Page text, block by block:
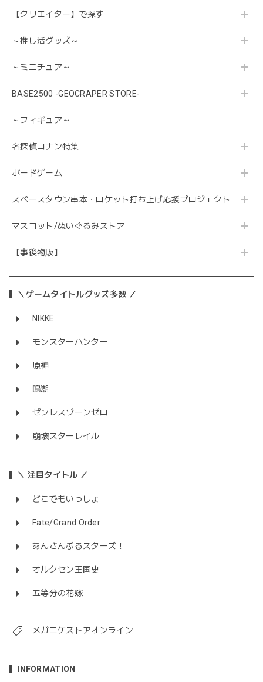
【クリエイター】で探す
～推し活グッズ～
～ミニチュア～
BASE2500 -GEOCRAPER STORE-
～フィギュア～
名探偵コナン特集
ボードゲーム
スペースタウン串本・ロケット打ち上げ応援プロジェクト
マスコット/ぬいぐるみストア
【事後物販】
＼ゲームタイトルグッズ多数 ／
NIKKE
モンスターハンター
原神
鳴潮
ゼンレスゾーンゼロ
崩壊スターレイル
＼ 注目タイトル ／
どこでもいっしょ
Fate/Grand Order
あんさんぶるスターズ！
オルクセン王国史
五等分の花嫁
メガニケストアオンライン
INFORMATION